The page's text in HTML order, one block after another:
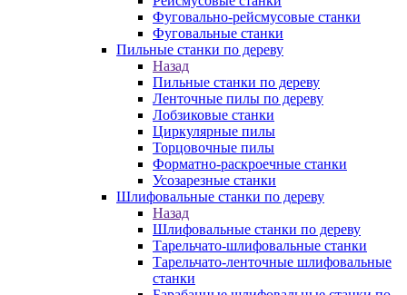
Фуговально-рейсмусовые станки
Фуговальные станки
Пильные станки по дереву
Назад
Пильные станки по дереву
Ленточные пилы по дереву
Лобзиковые станки
Циркулярные пилы
Торцовочные пилы
Форматно-раскроечные станки
Усозарезные станки
Шлифовальные станки по дереву
Назад
Шлифовальные станки по дереву
Тарельчато-шлифовальные станки
Тарельчато-ленточные шлифовальные
станки